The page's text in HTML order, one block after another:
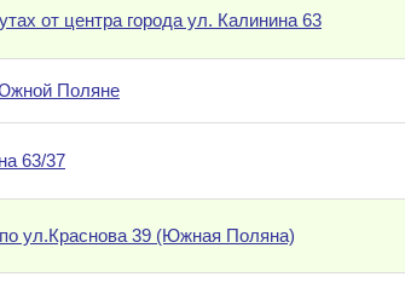
от центра города ул. Калинина 63
Поляне
63/37
ул.Краснова 39 (Южная Поляна)